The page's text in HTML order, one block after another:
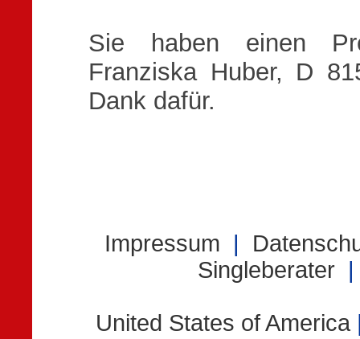
Sie haben einen
Franziska Huber, D
Dank dafür.